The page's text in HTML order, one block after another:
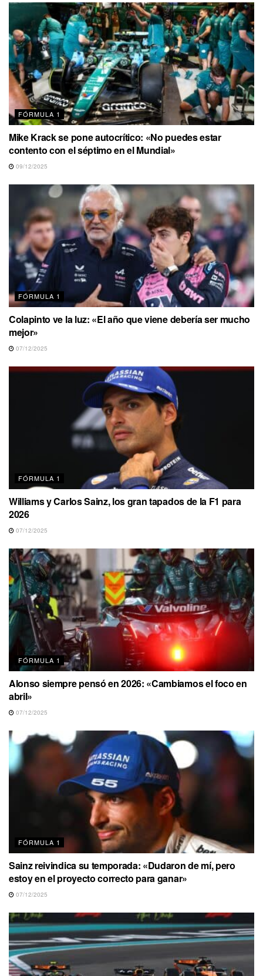
FÓRMULA 1
Mike Krack se pone autocrítico: «No puedes estar
contento con el séptimo en el Mundial»
09/12/2025
FÓRMULA 1
Colapinto ve la luz: «El año que viene debería ser mucho
mejor»
07/12/2025
FÓRMULA 1
Williams y Carlos Sainz, los gran tapados de la F1 para
2026
07/12/2025
FÓRMULA 1
Alonso siempre pensó en 2026: «Cambiamos el foco en
abril»
07/12/2025
FÓRMULA 1
Sainz reivindica su temporada: «Dudaron de mí, pero
estoy en el proyecto correcto para ganar»
07/12/2025